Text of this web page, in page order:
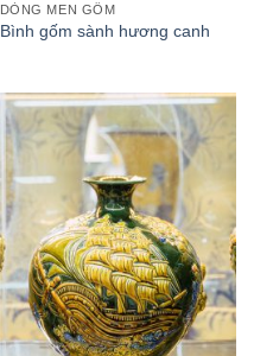
DÒNG MEN GỐM
Bình gốm sành hương canh